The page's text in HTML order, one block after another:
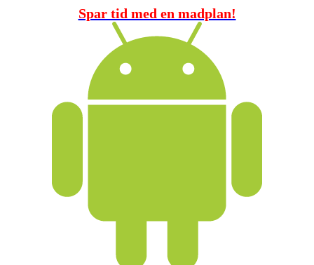
Spar tid med en madplan!